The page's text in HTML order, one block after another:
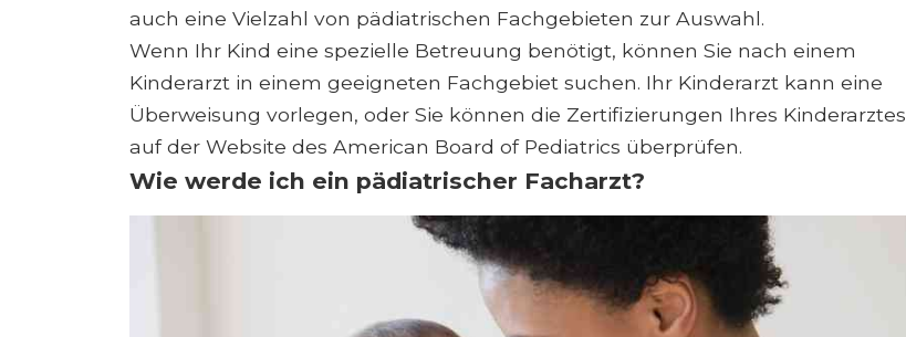
auch eine Vielzahl von pädiatrischen Fachgebieten zur Auswahl.
Wenn Ihr Kind eine spezielle Betreuung benötigt, können Sie nach einem
Kinderarzt in einem geeigneten Fachgebiet suchen. Ihr Kinderarzt kann eine
Überweisung vorlegen, oder Sie können die Zertifizierungen Ihres Kinderarztes
auf der Website des American Board of Pediatrics überprüfen.
Wie werde ich ein pädiatrischer Facharzt?